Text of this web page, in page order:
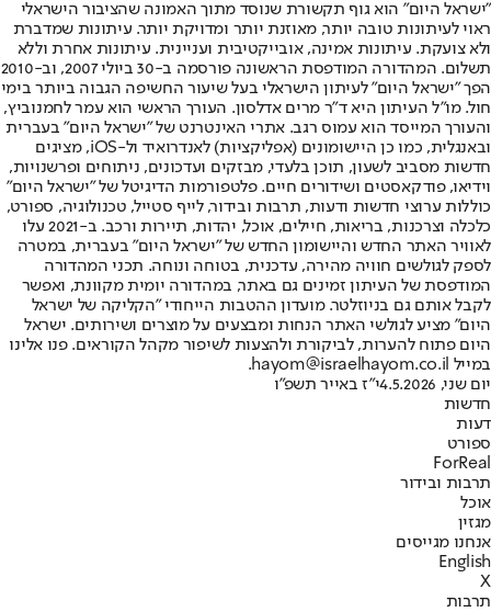
"ישראל היום" הוא גוף תקשורת שנוסד מתוך האמונה שהציבור הישראלי
ראוי לעיתונות טובה יותר, מאוזנת יותר ומדויקת יותר. עיתונות שמדברת
ולא צועקת. עיתונות אמינה, אובייקטיבית ועניינית. עיתונות אחרת וללא
תשלום. המהדורה המודפסת הראשונה פורסמה ב-30 ביולי 2007, וב-2010
הפך "ישראל היום" לעיתון הישראלי בעל שיעור החשיפה הגבוה ביותר בימי
חול. מו"ל העיתון היא ד"ר מרים אדלסון. העורך הראשי הוא עמר לחמנוביץ,
והעורך המייסד הוא עמוס רגב. אתרי האינטרנט של "ישראל היום" בעברית
ובאנגלית, כמו כן היישומונים (אפליקציות) לאנדרואיד ול-iOS, מציגים
חדשות מסביב לשעון, תוכן בלעדי, מבזקים ועדכונים, ניתוחים ופרשנויות,
וידיאו, פודקאסטים ושידורים חיים. פלטפורמות הדיגיטל של "ישראל היום"
כוללות ערוצי חדשות ודעות, תרבות ובידור, לייף סטייל, טכנולוגיה, ספורט,
כלכלה וצרכנות, בריאות, חיילים, אוכל, יהדות, תיירות ורכב. ב-2021 עלו
לאוויר האתר החדש והיישומון החדש של "ישראל היום" בעברית, במטרה
לספק לגולשים חוויה מהירה, עדכנית, בטוחה ונוחה. תכני המהדורה
המודפסת של העיתון זמינים גם באתר, במהדורה יומית מקוונת, ואפשר
לקבל אותם גם בניוזלטר. מועדון ההטבות הייחודי "הקליקה של ישראל
היום" מציע לגולשי האתר הנחות ומבצעים על מוצרים ושירותים. ישראל
היום פתוח להערות, לביקורת ולהצעות לשיפור מקהל הקוראים. פנו אלינו
במייל hayom@israelhayom.co.il.
יום שני, 4.5.2026
י"ז באייר תשפ"ו
חדשות
דעות
ספורט
ForReal
תרבות ובידור
אוכל
מגזין
אנחנו מגייסים
English
X
תרבות